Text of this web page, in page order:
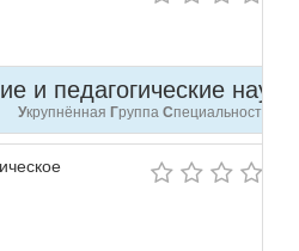
и педагогические
Укрупнённая Группа Специальностей